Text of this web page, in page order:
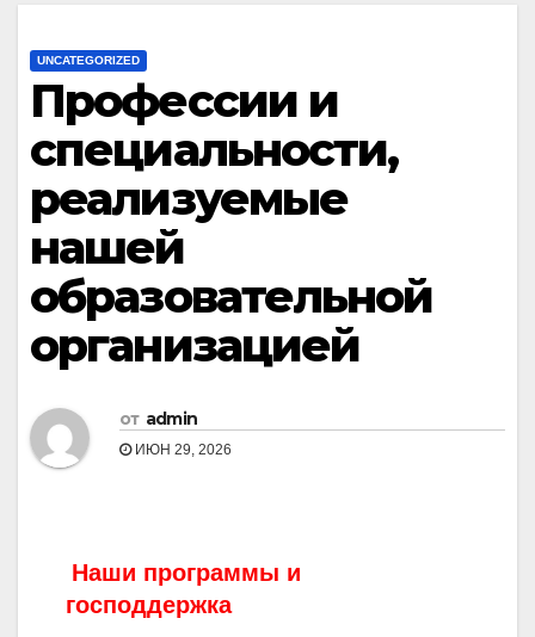
UNCATEGORIZED
Профессии и
специальности,
реализуемые
нашей
образовательной
организацией
от admin
ИЮН 29, 2026
Наши программы и
господдержка